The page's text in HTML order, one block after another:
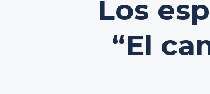
Los
“El